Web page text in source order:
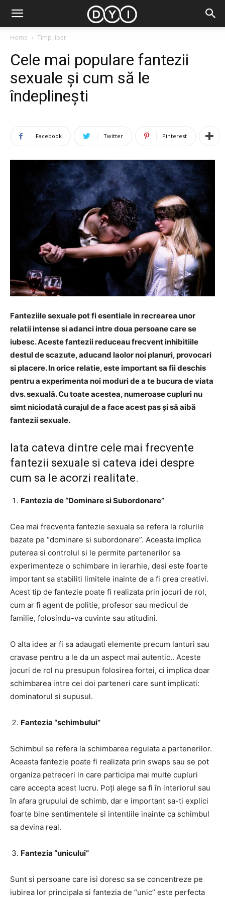
Home Timp liber
Cele mai populare fantezii
sexuale și cum să le
îndeplinești
Facebook Twitter Pinterest
Fanteziile sexuale pot fi esentiale in recrearea unor
relatii intense si adanci intre doua persoane care se
iubesc. Aceste fantezii reduceau frecvent inhibitiile
destul de scazute, aducand laolor noi planuri, provocari
si placere. In orice relatie, este important sa fii deschis
pentru a experimenta noi moduri de a te bucura de viata
dvs. sexuală. Cu toate acestea, numeroase cupluri nu
simt niciodată curajul de a face acest pas și să aibă
fantezii sexuale.
Iata cateva dintre cele mai frecvente
fantezii sexuale si cateva idei despre
cum sa le acorzi realitate.
Fantezia de “Dominare si Subordonare”
Cea mai frecventa fantezie sexuala se refera la rolurile
bazate pe “dominare si subordonare”. Aceasta implica
puterea si controlul si le permite partenerilor sa
experimenteze o schimbare in ierarhie, desi este foarte
important sa stabiliti limitele inainte de a fi prea creativi.
Acest tip de fantezie poate fi realizata prin jocuri de rol,
cum ar fi agent de politie, profesor sau medicul de
familie, folosindu-va cuvinte sau atitudini.
O alta idee ar fi sa adaugati elemente precum lanturi sau
cravase pentru a le da un aspect mai autentic.. Aceste
jocuri de rol nu presupun folosirea fortei, ci implica doar
schimbarea intre cei doi parteneri care sunt implicati:
dominatorul si supusul.
Fantezia “schimbului”
Schimbul se refera la schimbarea regulata a partenerilor.
Aceasta fantezie poate fi realizata prin swaps sau se pot
organiza petreceri in care participa mai multe cupluri
care accepta acest lucru. Poți alege sa fi în interiorul sau
în afara grupului de schimb, dar e important sa-ti explici
foarte bine sentimentele si intentiile inainte ca schimbul
sa devina real.
Fantezia “unicului”
Sunt si persoane care isi doresc sa se concentreze pe
iubirea lor principala si fantezia de “unic” este perfecta